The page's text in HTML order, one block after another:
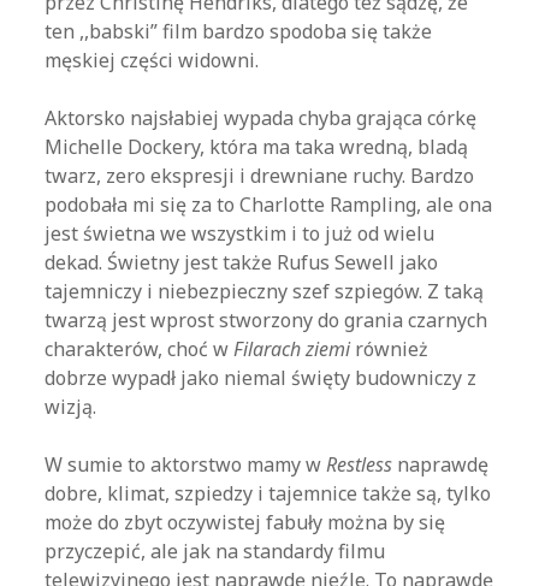
ten ,,babski” film bardzo spodoba się także
męskiej części widowni.
Aktorsko najsłabiej wypada chyba grająca córkę
Michelle Dockery, która ma taka wredną, bladą
twarz, zero ekspresji i drewniane ruchy. Bardzo
podobała mi się za to Charlotte Rampling, ale ona
jest świetna we wszystkim i to już od wielu
dekad. Świetny jest także Rufus Sewell jako
tajemniczy i niebezpieczny szef szpiegów. Z taką
twarzą jest wprost stworzony do grania czarnych
charakterów, choć wFilarach ziemirównież
dobrze wypadł jako niemal święty budowniczy z
wizją.
W sumie to aktorstwo mamy wRestless naprawdę
dobre, klimat, szpiedzy i tajemnice także są, tylko
może do zbyt oczywistej fabuły można by się
przyczepić, ale jak na standardy filmu
telewizyjnego jest naprawdę nieźle. To naprawdę